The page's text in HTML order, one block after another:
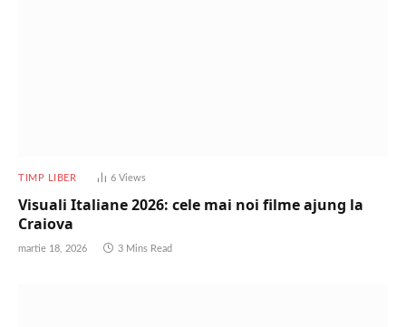
TIMP LIBER 6 Views
Visuali Italiane 2026: cele mai noi filme ajung la
Craiova
martie 18, 2026 3 Mins Read